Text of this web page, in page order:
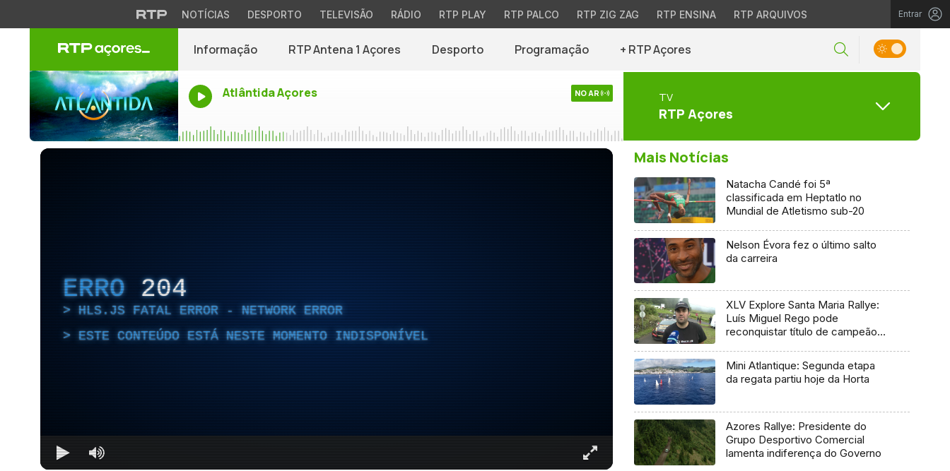
NOTÍCIAS DESPORTO TELEVISÃO RÁDIO RTP PLAY RTP PALCO RTP ZIG ZAG RTP ENSINA RTP ARQUIVOS Entrar
Informação RTP Antena 1 Açores Desporto Programação + RTP Açores
Atlântida Açores NO AR TV
RTP Açores
ERRO 204
HLS.JS FATAL ERROR - NETWORK ERROR
ESTE CONTEÚDO ESTÁ NESTE MOMENTO INDISPONÍVEL
Mais Notícias
Natacha Candé foi 5ª
classificada em Heptatlo no
Mundial de Atletismo sub-20
Nelson Évora fez o último salto
da carreira
XLV Explore Santa Maria Rallye:
Luís Miguel Rego pode
reconquistar título de campeão
Mini Atlantique: Segunda etapa
da regata partiu hoje da Horta
Azores Rallye: Presidente do
Grupo Desportivo Comercial
lamenta indiferença do Governo